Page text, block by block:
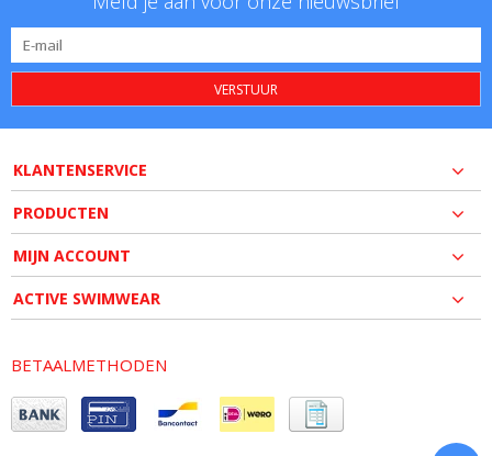
VERSTUUR
KLANTENSERVICE
PRODUCTEN
MIJN ACCOUNT
ACTIVE SWIMWEAR
BETAALMETHODEN